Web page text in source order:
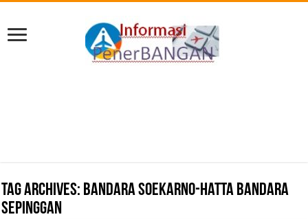
Tag Archives: Bandara Soekarno-Hatta Bandara
Sepinggan